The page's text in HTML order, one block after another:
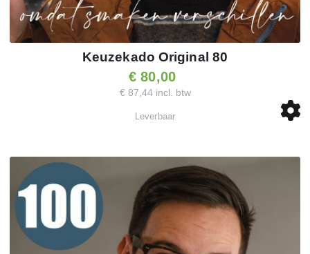
Keuzekado Original 80
€ 80,00
€ 87,44 incl. btw
Leverbaar